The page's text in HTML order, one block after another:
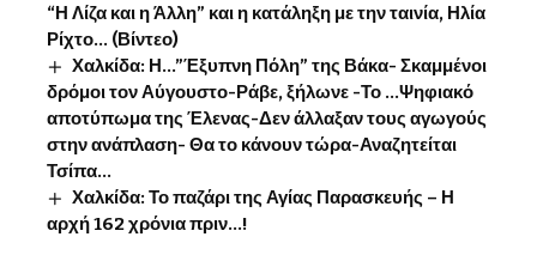
“Η Λίζα και η Άλλη” και η κατάληξη με την ταινία, Ηλία
Ρίχτο… (Βίντεο)
Χαλκίδα: Η…”Έξυπνη Πόλη” της Βάκα- Σκαμμένοι
δρόμοι τον Αύγουστο-Ράβε, ξήλωνε -Το …Ψηφιακό
αποτύπωμα της Έλενας-Δεν άλλαξαν τους αγωγούς
στην ανάπλαση- Θα το κάνουν τώρα-Αναζητείται
Τσίπα…
Χαλκίδα: Το παζάρι της Αγίας Παρασκευής – Η
αρχή 162 χρόνια πριν…!